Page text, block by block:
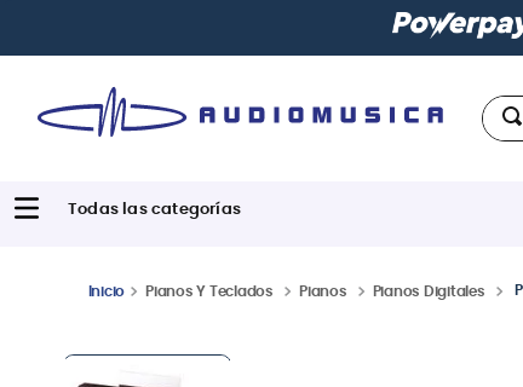
Paga con
Pianos Y Teclados Pianos Pianos Digitales